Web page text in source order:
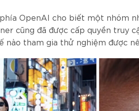
OpenAI cho biết một nhóm
cũng đã được cấp quyền truy
nào tham gia thử nghiệm được